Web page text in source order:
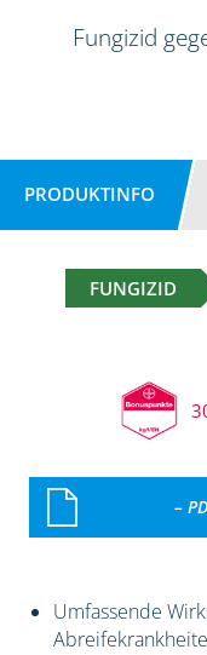
Fungizid
PRODUKTINFO
FUNGIZID
–
Umfassende